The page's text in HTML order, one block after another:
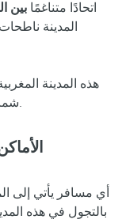
اتحادًا متناغمًا بين
المدينة
هذه المدينة
شمال إفريقيا بفضل العديد من مناطق الجذب فيها.
أي مسافر يأتي إلى
بالتجول في هذه